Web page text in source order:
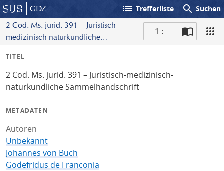
GDZ list Trefferliste search Suchen
2 Cod. Ms. jurid. 391 – Juristisch-
medizinisch-naturkundliche
1 : -
I
f
o
TITEL
2 Cod. Ms. jurid. 391 – Juristisch-medizinisch-
naturkundliche Sammelhandschrift
METADATEN
Autoren
Unbekannt
Johannes von Buch
Godefridus de Franconia